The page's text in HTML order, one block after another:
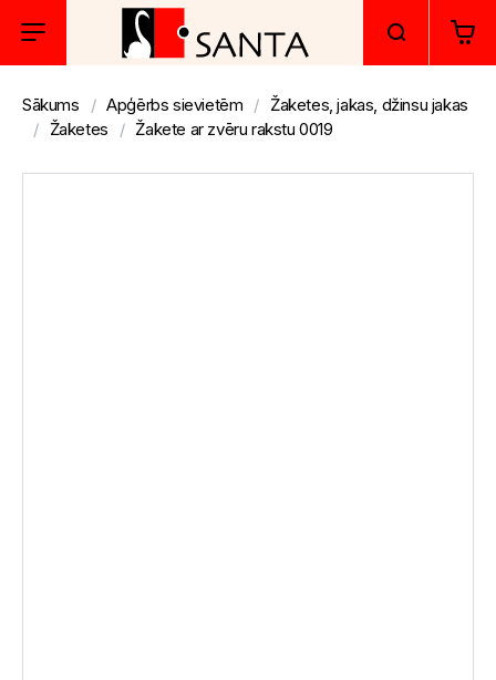
Sākums Apģērbs sievietēm
Žaketes, jakas, džinsu jakas
Žaketes
Žakete ar zvēru rakstu 0019